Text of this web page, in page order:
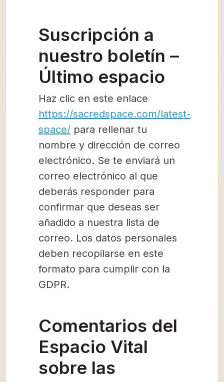
Suscripción a
nuestro boletín –
Último espacio
Haz clic en este enlace
https://sacredspace.com/latest-
space/ para rellenar tu
nombre y dirección de correo
electrónico. Se te enviará un
correo electrónico al que
deberás responder para
confirmar que deseas ser
añadido a nuestra lista de
correo. Los datos personales
deben recopilarse en este
formato para cumplir con la
GDPR.
Comentarios del
Espacio Vital
sobre las